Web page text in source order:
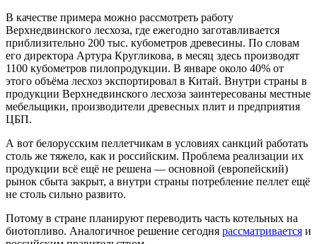
В качестве примера можно рассмотреть работу
Верхнедвинского лесхоза, где ежегодно заготавливается
приблизительно 200 тыс. кубометров древесины. По словам
его директора Артура Кругликова, в месяц здесь производят
1100 кубометров пилопродукции. В январе около 40% от
этого объёма лесхоз экспортировал в Китай. Внутри страны в
продукции Верхнедвинского лесхоза заинтересованы местные
мебельщики, производители древесных плит и предприятия
ЦБП.
А вот белорусским пеллетчикам в условиях санкций работать
столь же тяжело, как и российским. Проблема реализации их
продукции всё ещё не решена — основной (европейский)
рынок сбыта закрыт, а внутри страны потребление пеллет ещё
не столь сильно развито.
Потому в стране планируют переводить часть котельных на
биотопливо. Аналогичное решение сегодня рассматривается и